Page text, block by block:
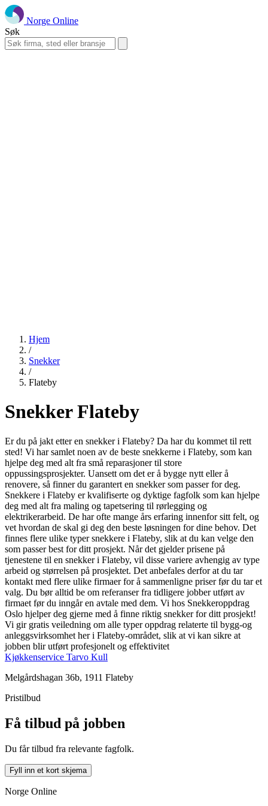
Norge Online
Søk
Hjem
/
Snekker
/
Flateby
Snekker Flateby
Er du på jakt etter en snekker i Flateby? Da har du kommet til rett
sted! Vi har samlet noen av de beste snekkerne i Flateby, som kan
hjelpe deg med alt fra små reparasjoner til store
oppussingsprosjekter. Uansett om det er å bygge nytt eller å
renovere, så finner du garantert en snekker som passer for deg.
Snekkere i Flateby er kvalifiserte og dyktige fagfolk som kan hjelpe
deg med alt fra maling og tapetsering til rørlegging og
elektrikerarbeid. De har ofte mange års erfaring innenfor sitt felt, og
vet hvordan de skal gi deg den beste løsningen for dine behov. Det
finnes flere ulike typer snekkere i Flateby, slik at du kan velge den
som passer best for ditt prosjekt. Når det gjelder prisene på
tjenestene til en snekker i Flateby, vil disse variere avhengig av type
arbeid og størrelsen på prosjektet. Det anbefales derfor at du tar
kontakt med flere ulike firmaer for å sammenligne priser før du tar et
valg. Du bør alltid be om referanser fra tidligere jobber utført av
firmaet før du inngår en avtale med dem. Vi hos Snekkeroppdrag
Oslo hjelper deg gjerne med å finne riktig snekker for ditt prosjekt!
Vi gir gratis veiledning om alle typer oppdrag relaterte til bygg-og
anleggsvirksomhet her i Flateby-området, slik at vi kan sikre at
jobben blir utført profesjonelt og effektivitet
Kjøkkenservice Tarvo Kull
Melgårdshagan 36b, 1911 Flateby
Pristilbud
Få tilbud på jobben
Du får tilbud fra relevante fagfolk.
Fyll inn et kort skjema
Norge Online